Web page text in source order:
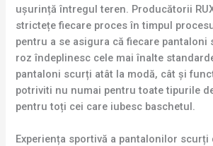
ușurință întregul teren. Producătorii
strictețe fiecare proces în timpul
pentru a se asigura că fiecare pantaloni
roz îndeplinesc cele mai înalte
pantaloni scurți atât la modă, cât și
potriviti nu numai pentru toate tipurile
pentru toți cei care iubesc baschetul.
Experiența sportivă a pantalonilor scurți